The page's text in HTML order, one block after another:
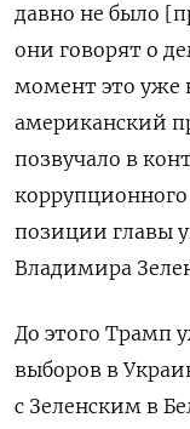
давно не было
они говорят о
момент это уже
американский
позвучало в
коррупционного
позиции главы
Владимира
До этого Трамп
выборов в
с Зеленским в